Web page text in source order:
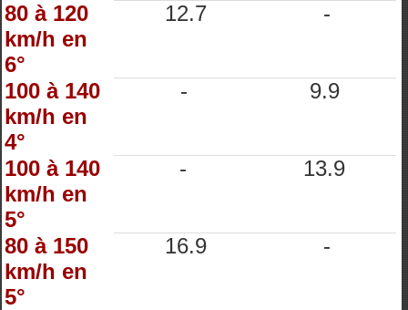
80 à 120
km/h en
6°
12.7 -
100 à 140
km/h en
4°
- 9.9
100 à 140
km/h en
5°
- 13.9
80 à 150
km/h en
5°
16.9 -